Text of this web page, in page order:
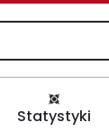
Statystyki